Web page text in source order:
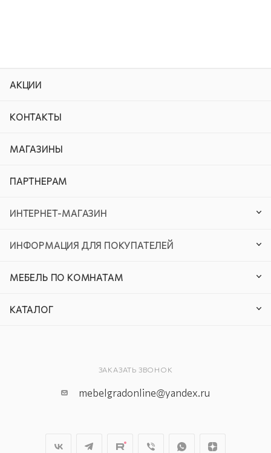
АКЦИИ
КОНТАКТЫ
МАГАЗИНЫ
ПАРТНЕРАМ
ИНТЕРНЕТ-МАГАЗИН
ИНФОРМАЦИЯ ДЛЯ ПОКУПАТЕЛЕЙ
МЕБЕЛЬ ПО КОМНАТАМ
КАТАЛОГ
ЗАКАЗАТЬ ЗВОНОК
mebelgradonline@yandex.ru